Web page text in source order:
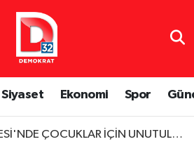
Siyaset Ekonomi Spor
İÇİN UNUTULMAZ YAZ AKŞAMI SİNEMASI
Eczaneler